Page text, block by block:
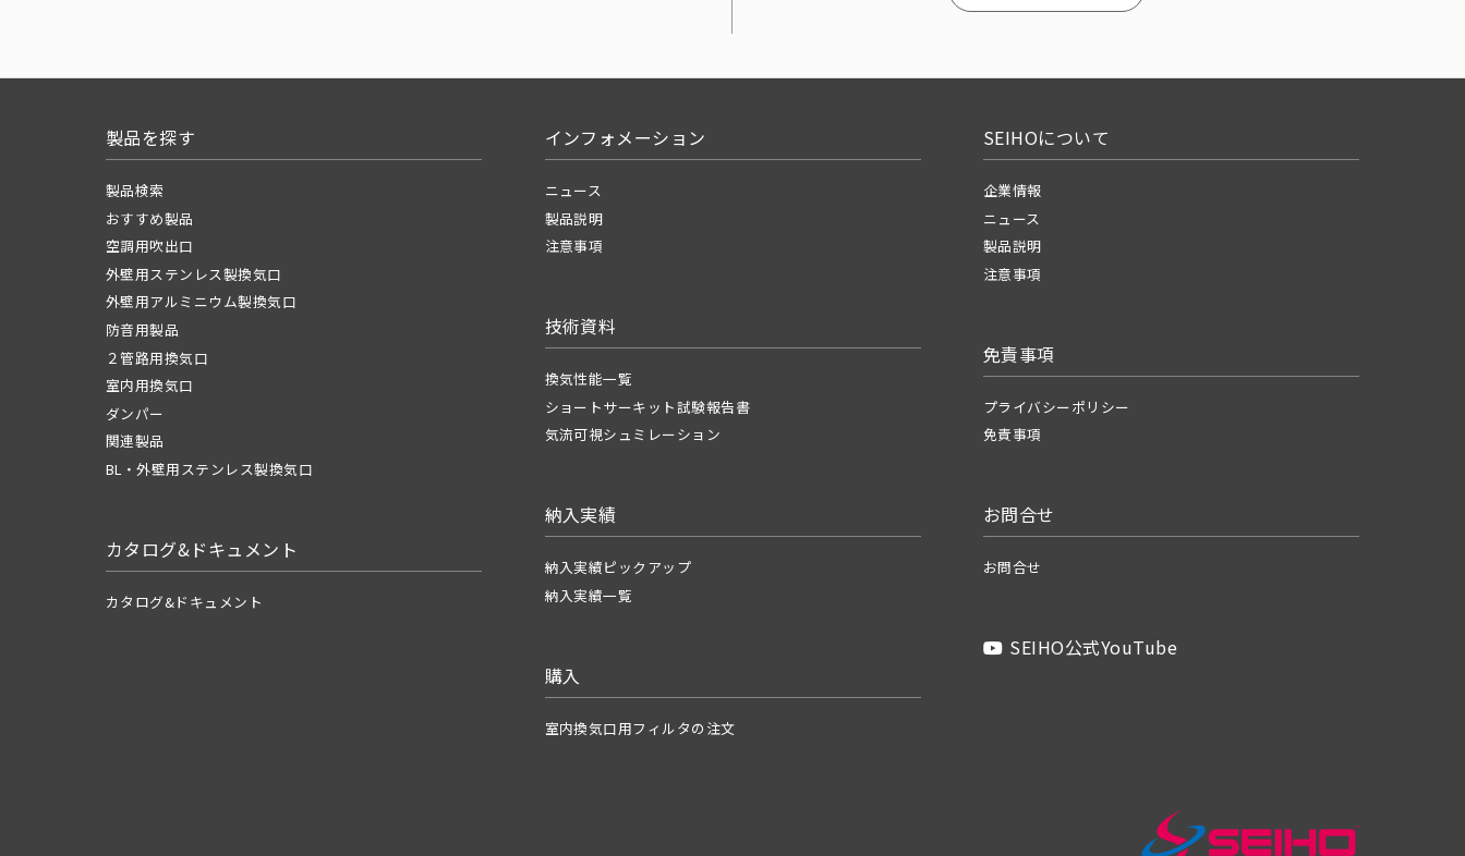
製品を探す
製品検索
おすすめ製品
空調用吹出口
外壁用ステンレス製換気口
外壁用アルミニウム製換気口
防音用製品
２管路用換気口
室内用換気口
ダンパー
関連製品
BL・外壁用ステンレス製換気口
カタログ&ドキュメント
カタログ&ドキュメント
インフォメーション
ニュース
製品説明
注意事項
技術資料
換気性能一覧
ショートサーキット試験報告書
気流可視シュミレーション
納入実績
納入実績ピックアップ
納入実績一覧
購入
室内換気口用フィルタの注文
SEIHOについて
企業情報
ニュース
製品説明
注意事項
免責事項
プライバシーポリシー
免責事項
お問合せ
お問合せ
SEIHO公式YouTube